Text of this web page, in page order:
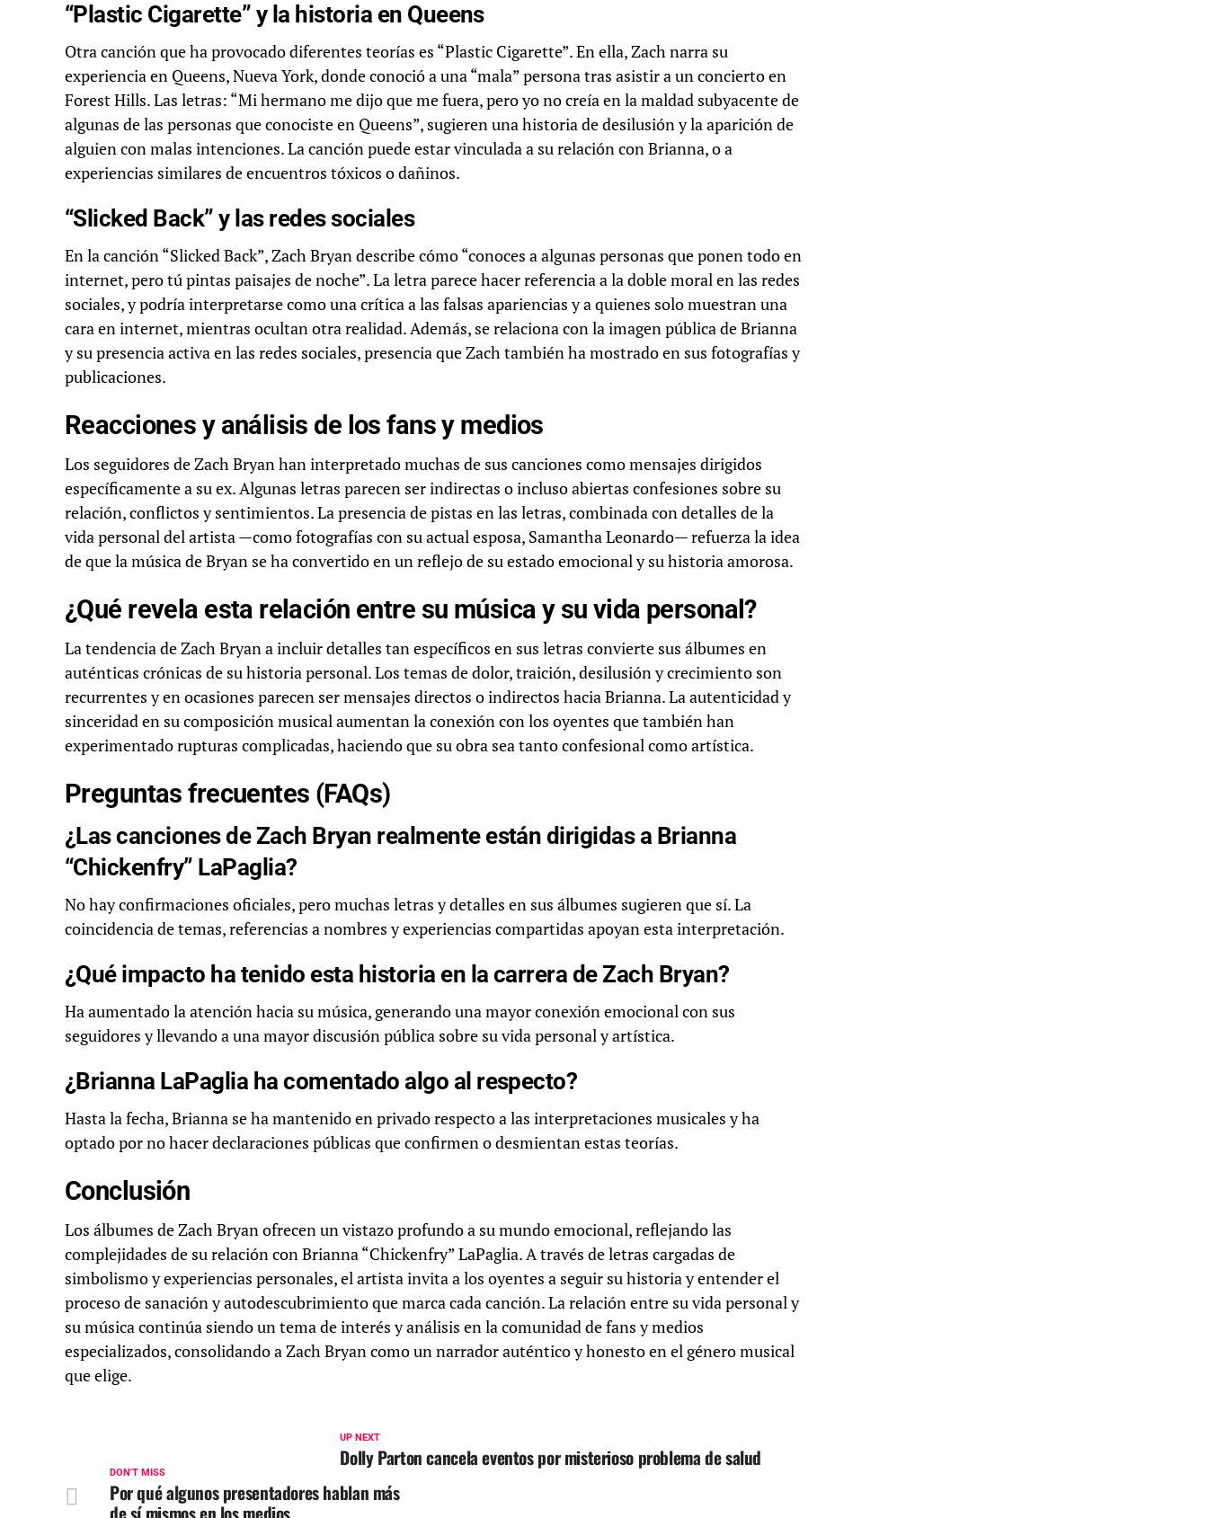
“Plastic Cigarette” y la historia en Queens
Otra canción que ha provocado diferentes teorías es “Plastic Cigarette”. En ella, Zach narra su
experiencia en Queens, Nueva York, donde conoció a una “mala” persona tras asistir a un concierto en
Forest Hills. Las letras: “Mi hermano me dijo que me fuera, pero yo no creía en la maldad subyacente de
algunas de las personas que conociste en Queens”, sugieren una historia de desilusión y la aparición de
alguien con malas intenciones. La canción puede estar vinculada a su relación con Brianna, o a
experiencias similares de encuentros tóxicos o dañinos.
“Slicked Back” y las redes sociales
En la canción “Slicked Back”, Zach Bryan describe cómo “conoces a algunas personas que ponen todo en
internet, pero tú pintas paisajes de noche”. La letra parece hacer referencia a la doble moral en las redes
sociales, y podría interpretarse como una crítica a las falsas apariencias y a quienes solo muestran una
cara en internet, mientras ocultan otra realidad. Además, se relaciona con la imagen pública de Brianna
y su presencia activa en las redes sociales, presencia que Zach también ha mostrado en sus fotografías y
publicaciones.
Reacciones y análisis de los fans y medios
Los seguidores de Zach Bryan han interpretado muchas de sus canciones como mensajes dirigidos
específicamente a su ex. Algunas letras parecen ser indirectas o incluso abiertas confesiones sobre su
relación, conflictos y sentimientos. La presencia de pistas en las letras, combinada con detalles de la
vida personal del artista —como fotografías con su actual esposa, Samantha Leonardo— refuerza la idea
de que la música de Bryan se ha convertido en un reflejo de su estado emocional y su historia amorosa.
¿Qué revela esta relación entre su música y su vida personal?
La tendencia de Zach Bryan a incluir detalles tan específicos en sus letras convierte sus álbumes en
auténticas crónicas de su historia personal. Los temas de dolor, traición, desilusión y crecimiento son
recurrentes y en ocasiones parecen ser mensajes directos o indirectos hacia Brianna. La autenticidad y
sinceridad en su composición musical aumentan la conexión con los oyentes que también han
experimentado rupturas complicadas, haciendo que su obra sea tanto confesional como artística.
Preguntas frecuentes (FAQs)
¿Las canciones de Zach Bryan realmente están dirigidas a Brianna
“Chickenfry” LaPaglia?
No hay confirmaciones oficiales, pero muchas letras y detalles en sus álbumes sugieren que sí. La
coincidencia de temas, referencias a nombres y experiencias compartidas apoyan esta interpretación.
¿Qué impacto ha tenido esta historia en la carrera de Zach Bryan?
Ha aumentado la atención hacia su música, generando una mayor conexión emocional con sus
seguidores y llevando a una mayor discusión pública sobre su vida personal y artística.
¿Brianna LaPaglia ha comentado algo al respecto?
Hasta la fecha, Brianna se ha mantenido en privado respecto a las interpretaciones musicales y ha
optado por no hacer declaraciones públicas que confirmen o desmientan estas teorías.
Conclusión
Los álbumes de Zach Bryan ofrecen un vistazo profundo a su mundo emocional, reflejando las
complejidades de su relación con Brianna “Chickenfry” LaPaglia. A través de letras cargadas de
simbolismo y experiencias personales, el artista invita a los oyentes a seguir su historia y entender el
proceso de sanación y autodescubrimiento que marca cada canción. La relación entre su vida personal y
su música continúa siendo un tema de interés y análisis en la comunidad de fans y medios
especializados, consolidando a Zach Bryan como un narrador auténtico y honesto en el género musical
que elige.
UP NEXT
Dolly Parton cancela eventos por misterioso problema de salud
DON'T MISS
Por qué algunos presentadores hablan más